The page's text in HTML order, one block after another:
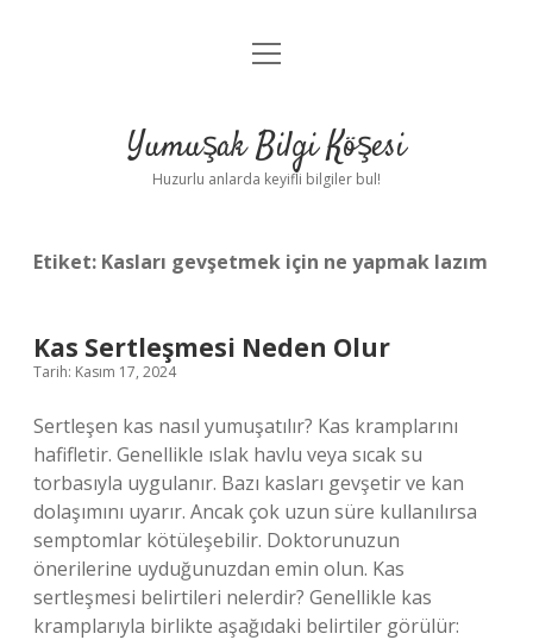
Anasayfa
Yasal Uyarı
menüyü
Yumuşak Bilgi Köşesi
Huzurlu anlarda keyifli bilgiler bul!
Etiket: Kasları gevşetmek için ne yapmak lazım
Kas Sertleşmesi Neden Olur
Tarih: Kasım 17, 2024
Sertleşen kas nasıl yumuşatılır? Kas kramplarını
hafifletir. Genellikle ıslak havlu veya sıcak su
torbasıyla uygulanır. Bazı kasları gevşetir ve kan
dolaşımını uyarır. Ancak çok uzun süre kullanılırsa
semptomlar kötüleşebilir. Doktorunuzun
önerilerine uyduğunuzdan emin olun. Kas
sertleşmesi belirtileri nelerdir? Genellikle kas
kramplarıyla birlikte aşağıdaki belirtiler görülür: